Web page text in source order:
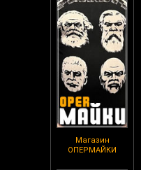
Магазин
ОПЕРМАЙКИ